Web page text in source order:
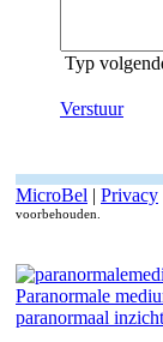
Typ
Verstuur
MicroBel | Privacy
voorbehouden.